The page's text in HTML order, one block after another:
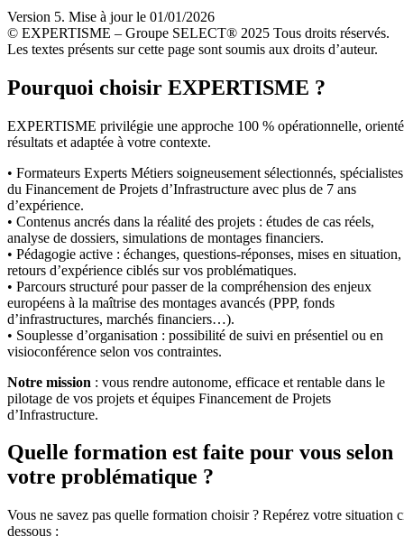
Version 5. Mise à jour le 01/01/2026
© EXPERTISME – Groupe SELECT® 2025 Tous droits réservés.
Les textes présents sur cette page sont soumis aux droits d’auteur.
Pourquoi choisir EXPERTISME ?
EXPERTISME privilégie une approche 100 % opérationnelle,
résultats et adaptée à votre contexte.
• Formateurs Experts Métiers soigneusement sélectionnés, spécialistes
du Financement de Projets d’Infrastructure avec plus de 7 ans
d’expérience.
• Contenus ancrés dans la réalité des projets : études de cas réels,
analyse de dossiers, simulations de montages financiers.
• Pédagogie active : échanges, questions-réponses, mises en situation,
retours d’expérience ciblés sur vos problématiques.
• Parcours structuré pour passer de la compréhension des enjeux
européens à la maîtrise des montages avancés (PPP, fonds
d’infrastructures, marchés financiers…).
• Souplesse d’organisation : possibilité de suivi en présentiel ou en
visioconférence selon vos contraintes.
Notre mission : vous rendre autonome, efficace et rentable dans le
pilotage de vos projets et équipes Financement de Projets
d’Infrastructure.
Quelle formation est faite pour vous selon
votre problématique ?
Vous ne savez pas quelle formation choisir ? Repérez votre situation
dessous :